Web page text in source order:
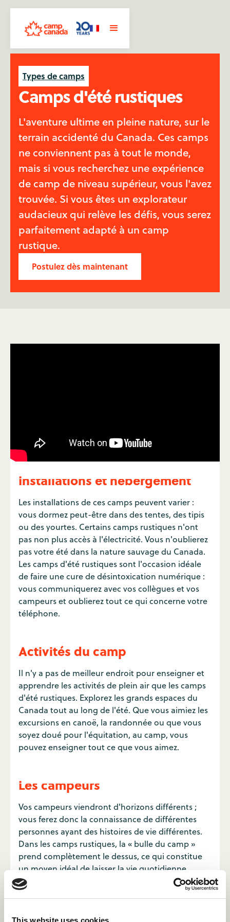
This website uses cookies
Types de camps
Camps d'été rustiques
L'aventure ultime en pleine nature, sur le
terrain accidenté du Canada. Ces camps
ne conviennent pas à tout le monde,
mais si vous recherchez une expérience
de camp de niveau supérieur, vous l'avez
trouvée. Si vous êtes un explorateur
audacieux qui relève les défis, vous serez
parfaitement adapté à un camp
rustique.
Postulez dès maintenant
Installations et hébergement
Les installations de ces camps peuvent varier :
vous dormez peut-être dans des tentes, des tipis
ou des yourtes. Certains camps rustiques n'ont
pas non plus accès à l'électricité. Vous n'oublierez
pas votre été dans la nature sauvage du Canada.
Les camps d'été rustiques sont l'occasion idéale
de faire une cure de désintoxication numérique :
vous communiquerez avec vos collègues et vos
campeurs et oublierez tout ce qui concerne votre
téléphone.
Activités du camp
Il n'y a pas de meilleur endroit pour enseigner et
apprendre les activités de plein air que les camps
d'été rustiques. Explorez les grands espaces du
Canada tout au long de l'été. Que vous aimiez les
excursions en canoë, la randonnée ou que vous
soyez doué pour l'équitation, au camp, vous
pouvez enseigner tout ce que vous aimez.
Les campeurs
Vos campeurs viendront d'horizons différents ;
vous ferez donc la connaissance de différentes
personnes ayant des histoires de vie différentes.
Dans les camps rustiques, la « bulle du camp »
prend complètement le dessus, ce qui constitue
un moyen idéal de laisser la vie quotidienne
derrière soi pour l'été. Le confort habituel de la
maison est intentionnellement absent, mais cela
inhabituel de personnes.